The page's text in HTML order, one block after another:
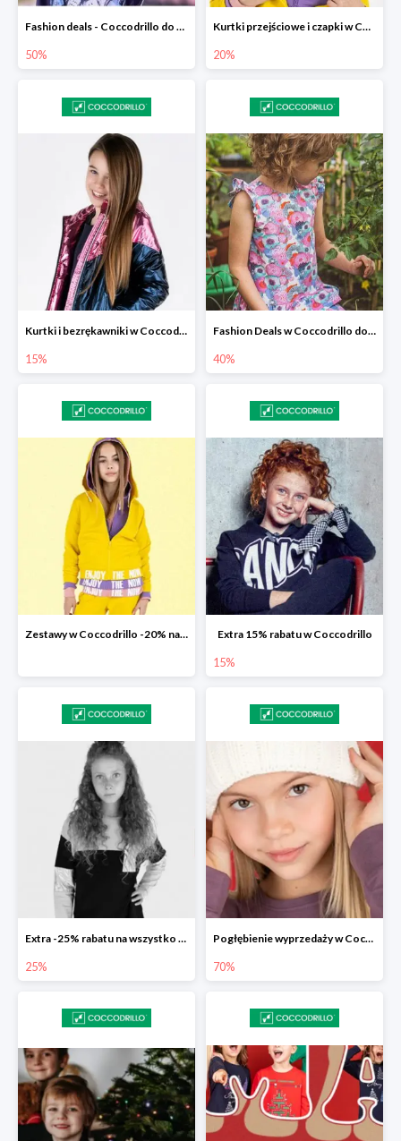
Fashion deals - Coccodrillo do -50%
50%
Kurtki przejściowe i czapki w Coccodrillo -20% przy zakupie dwóch produuktów
20%
Kurtki i bezrękawniki w Coccodrillo -15%
15%
Fashion Deals w Coccodrillo do -40%
40%
Zestawy w Coccodrillo -20% na drugą sztukę z kolekcji Everyday Extra 15% rabatu w Coccodrillo
15%
Extra -25% rabatu na wszystko z wyprzedaży w Coccodrillo
25%
Pogłębienie wyprzedaży w Coccodrillo do -70%
70%